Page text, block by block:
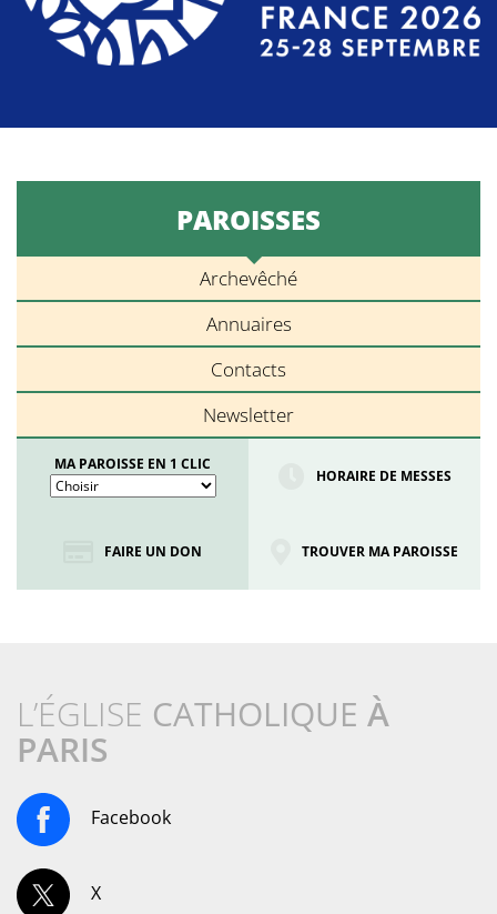
PAROISSES
Archevêché
Annuaires
Contacts
Newsletter
MA PAROISSE EN 1 CLIC
HORAIRE DE MESSES
FAIRE UN DON TROUVER MA PAROISSE
L’ÉGLISE CATHOLIQUE À
PARIS
Facebook
X